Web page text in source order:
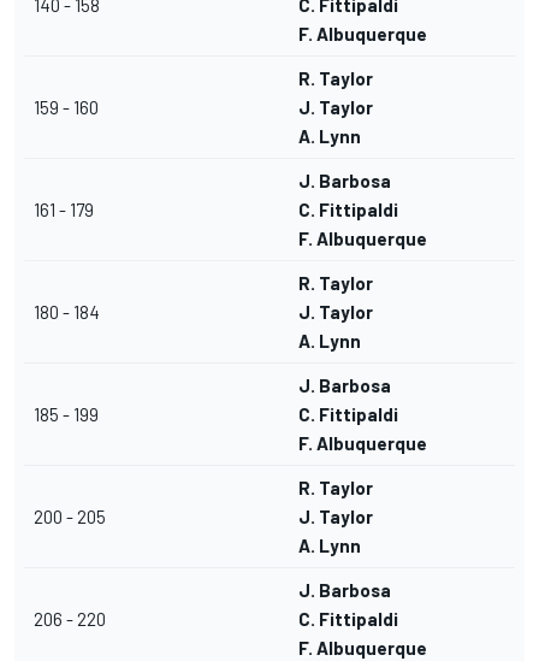
140 - 158
C. Fittipaldi
F. Albuquerque
159 - 160
R. Taylor
J. Taylor
A. Lynn
161 - 179
J. Barbosa
C. Fittipaldi
F. Albuquerque
180 - 184
R. Taylor
J. Taylor
A. Lynn
185 - 199
J. Barbosa
C. Fittipaldi
F. Albuquerque
200 - 205
R. Taylor
J. Taylor
A. Lynn
206 - 220
J. Barbosa
C. Fittipaldi
F. Albuquerque